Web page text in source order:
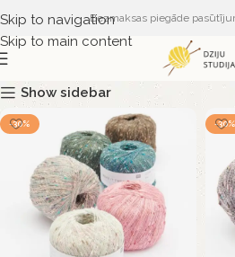
Skip to navigation
Skip to main content
Bezmaksas piegāde
Show sidebar
-30% -30%